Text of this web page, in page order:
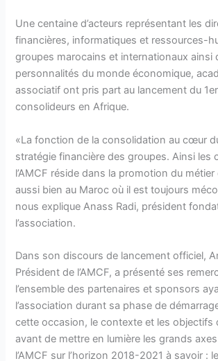
Une centaine d’acteurs représentant les
financières, informatiques et ressources-
groupes marocains et internationaux ainsi
personnalités du monde économique,
associatif ont pris part au lancement du
consolideurs en Afrique.
«La fonction de la consolidation au cœur
stratégie financière des groupes. Ainsi les
l’AMCF réside dans la promotion du
aussi bien au Maroc où il est toujours
nous explique Anass Radi, président
l’association.
Dans son discours de lancement officiel,
Président de l’AMCF, a présenté ses
l’ensemble des partenaires et sponsors
l’association durant sa phase de
cette occasion, le contexte et les objectifs
avant de mettre en lumière les grands
l’AMCF sur l’horizon 2018-2021 à savoir :